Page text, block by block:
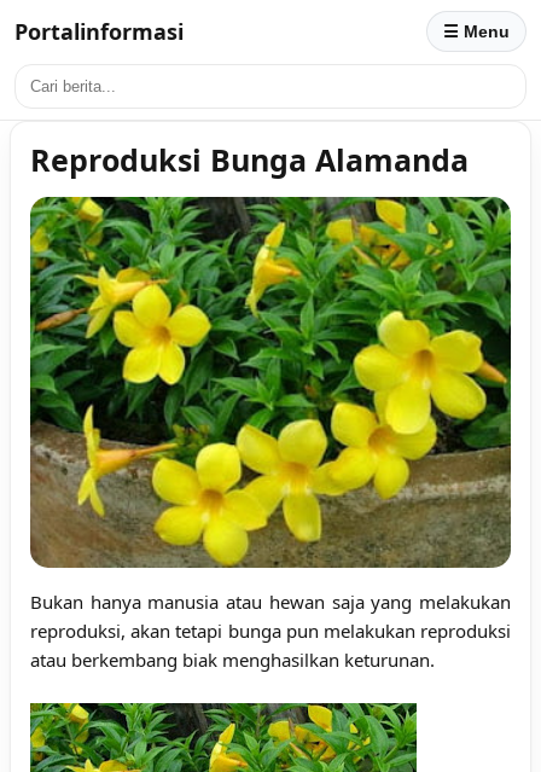
Portalinformasi ☰ Menu
Reproduksi Bunga Alamanda
Bukan hanya manusia atau hewan saja yang melakukan
reproduksi, akan tetapi bunga pun melakukan reproduksi
atau berkembang biak menghasilkan keturunan.